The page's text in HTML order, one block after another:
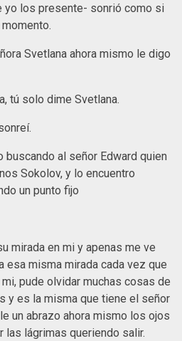
yo los presente- sonrió como si
Svetlana ahora mismo le digo
tú solo dime Svetlana.
al señor Edward quien
Sokolov, y lo encuentro
un punto fijo
mirada en mi y apenas me ve
esa misma mirada cada vez que
pude olvidar muchas cosas de
y es la misma que tiene el señor
un abrazo ahora mismo los ojos
las lágrimas queriendo salir.